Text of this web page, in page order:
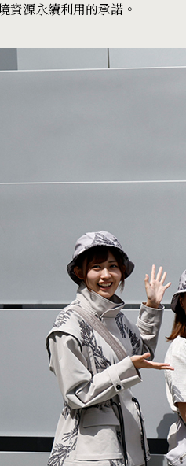
資源永續利用的承諾。